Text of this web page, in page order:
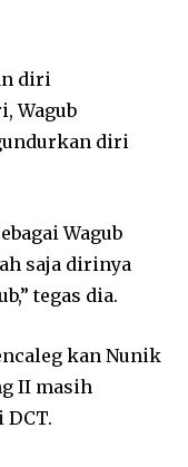
diri
Wagub
diri
Wagub
saja dirinya
tegas dia.
kan Nunik
II masih
DCT.